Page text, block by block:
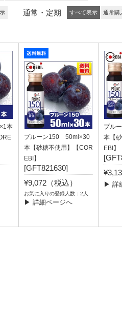
通常・定期 すべて表示 通常購
本
プルーン150 50ml×30
本【砂糖不使用】【COR
EBI】
[GFT821630]
¥9,072（税込）
お気に入りの登録人数：2人
▶ 詳細ページへ
プル
本【
EBI】
▶ 詳